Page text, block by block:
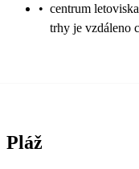
• centrum
trhy je vzdáleno
Pláž